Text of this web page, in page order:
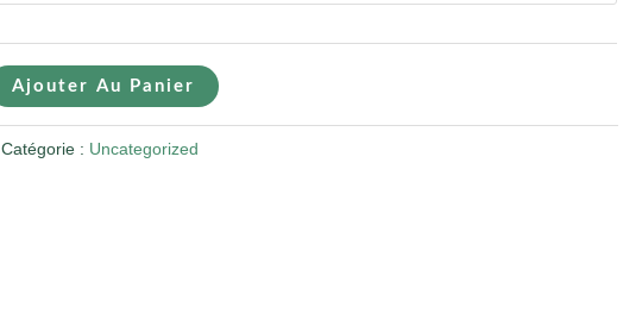
Ajouter Au Panier
Catégorie : Uncategorized